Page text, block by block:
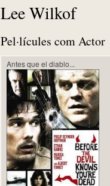
Lee Wilkof
Pel·lícules com Actor
Antes que el diablo...